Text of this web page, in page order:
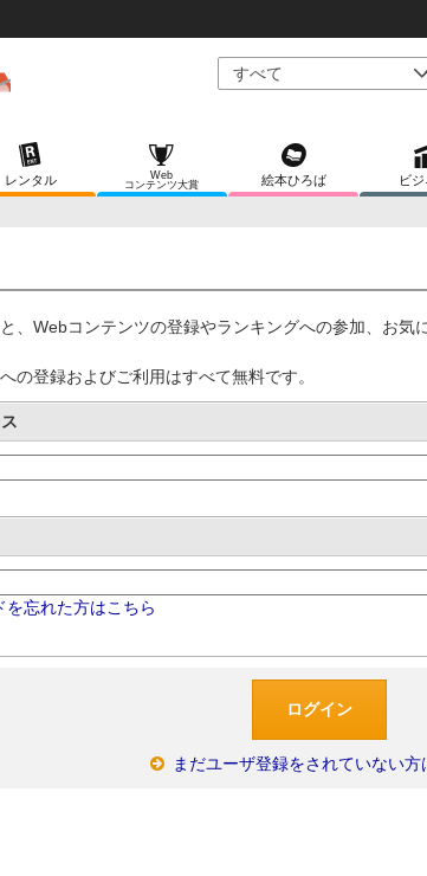
レンタル
Web
コンテンツ大賞
絵本ひろば ビ
、Webコンテンツの登録やランキングへの参加、お気
の登録およびご利用はすべて無料です。
を忘れた方はこちら
まだユーザ登録をされていない方